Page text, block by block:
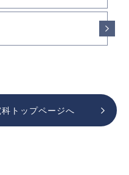
トップページへ